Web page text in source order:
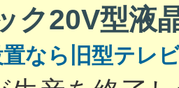
ク20V型液
なら旧型テレ